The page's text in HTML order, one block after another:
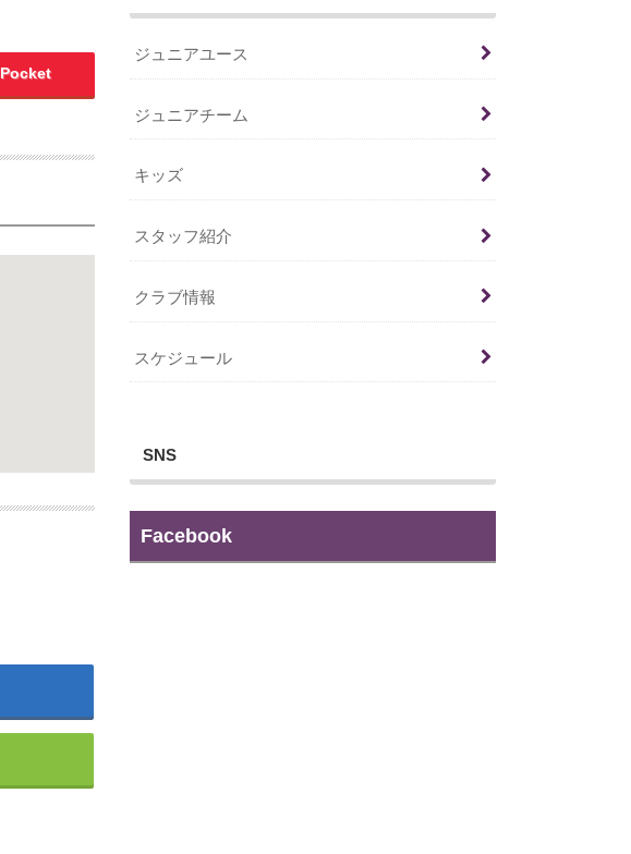
Pocket
ジュニアユース
ジュニアチーム
キッズ
スタッフ紹介
クラブ情報
スケジュール
SNS
Facebook